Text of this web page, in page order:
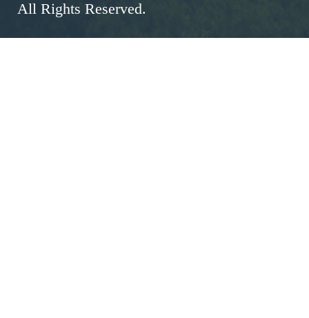
All Rights Reserved.